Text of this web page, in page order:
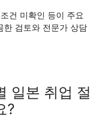
건 미확인 등이 주요
한 검토와 전문가 상담
일본 취업 절
?